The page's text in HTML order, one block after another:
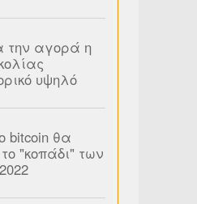
την αγορά η
υψηλό
bitcoin θα
"κοπάδι" των